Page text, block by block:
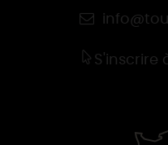
S'inscrire